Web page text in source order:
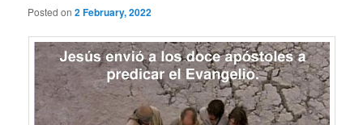
Posted on2 February, 2022